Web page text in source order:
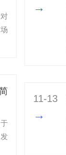
→
11-13
→